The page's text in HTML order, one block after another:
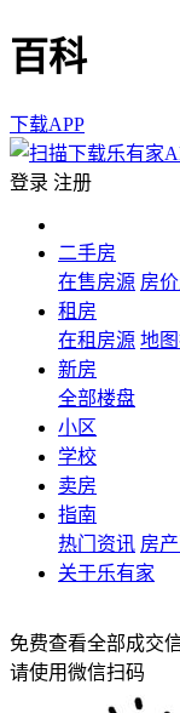
百科
下载APP
登录 注册
二手房
在售房源 房
租房
在租房源 地
新房
全部楼盘
小区
学校
卖房
指南
热门资讯 房
关于乐有家
免费查看全部成交
请使用微信扫码